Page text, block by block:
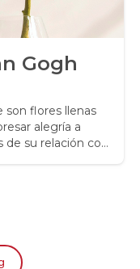
Gogh
son flores llenas
alegría a
de su relación con